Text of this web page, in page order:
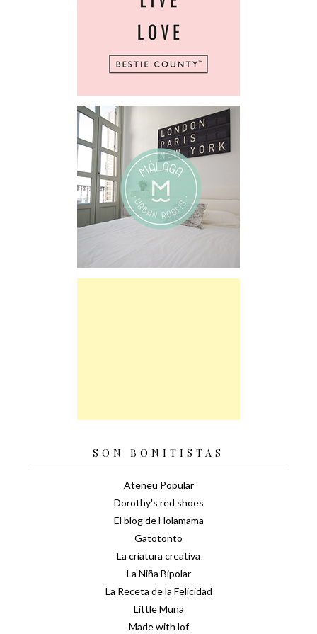
SON BONITISTAS
Ateneu Popular
Dorothy's red shoes
El blog de Holamama
Gatotonto
La criatura creativa
La Niña Bipolar
La Receta de la Felicidad
Little Muna
Made with lof